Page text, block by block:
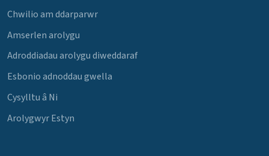
Chwilio am ddarparwr
Amserlen arolygu
Adroddiadau arolygu diweddaraf
Esbonio adnoddau gwella
Cysylltu â Ni
Arolygwyr Estyn